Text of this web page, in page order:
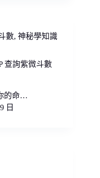
數, 神秘學知識
查詢紫微斗數
的命…
日